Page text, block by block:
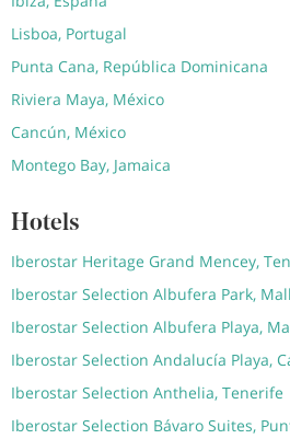
Lisboa, Portugal
Punta Cana, República Dominicana
Riviera Maya, México
Cancún, México
Montego Bay, Jamaica
Hotels
Iberostar Heritage Grand Mencey,
Iberostar Selection Albufera Park,
Iberostar Selection Albufera Playa,
Iberostar Selection Andalucía Playa,
Iberostar Selection Anthelia, Tenerife
Iberostar Selection Bávaro Suites,